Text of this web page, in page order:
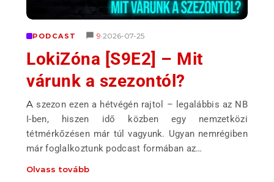
PODCAST
LokiZóna [S9E2] – Mit
várunk a szezontól?
9•2026-07-25
A szezon ezen a hétvégén rajtol – legalábbis az NB
I-ben, hiszen idő közben egy nemzetközi
tétmérkőzésen már túl vagyunk. Ugyan nemrégiben
már foglalkoztunk podcast formában az…
Olvass tovább